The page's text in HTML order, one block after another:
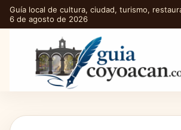
Guía local de cultura, ciudad, turismo,
6 de agosto de 2026